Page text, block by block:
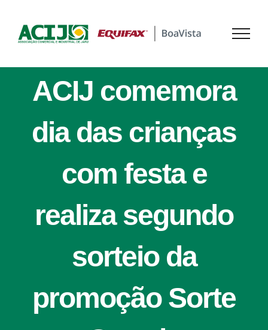
conteúdo
ACIJ comemora
dia das crianças
com festa e
realiza segundo
sorteio da
promoção Sorte